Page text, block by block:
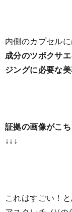
内側のカプセル
成分のツボクサ
ジングに必要な
証拠の画像がこち
↓↓↓
これはすごい！